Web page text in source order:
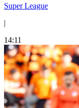
Super League
|
14:11